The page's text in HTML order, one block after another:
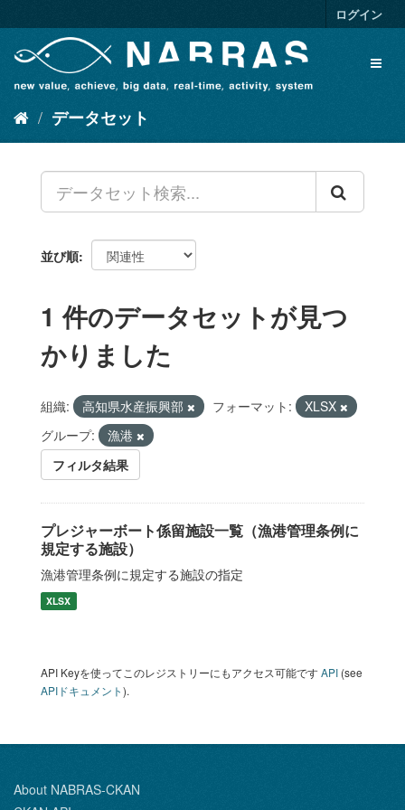
キ
ログイン
データセット
並び順
1 件のデータセットが見つ
かりました
組織: 高知県水産振興部 フォーマット:
XLSX
グループ:
漁港
フィルタ結果
プレジャーボート係留施設一覧（漁港管理条例に
規定する施設）
漁港管理条例に規定する施設の指定
XLSX
API Keyを使ってこのレジストリーにもアクセス可能ですAPI (see
APIドキュメント).
About NABRAS-CKAN